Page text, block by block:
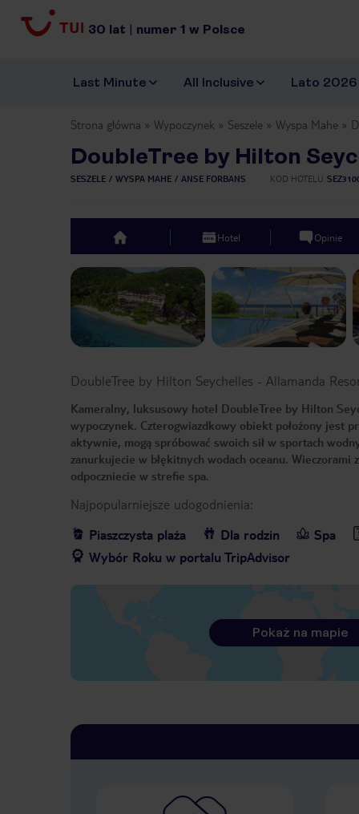
30 lat | numer 1 w Polsce
Last Minute All Inclusive Lato 2026
Strona główna Wypoczynek Seszele Wyspa Mahe
DoubleTree by Hilton
SESZELE WYSPA MAHE ANSE FORBANS KOD HOTELU
top Hotel Opinie
Previous slide
DoubleTree by Hilton Seychelles - Allamanda
Kameralny, luksusowy hotel DoubleTree by Hilton
wypoczynek. Czterogwiazdkowy obiekt położony jest
aktywnie, mogą spróbować swoich sił w sportach
zanurkujecie w błękitnych wodach oceanu.
odpoczniecie w strefie spa.
Najpopularniejsze udogodnienia:
Piaszczysta plaża
Dla rodzin Spa
Wybór Roku w portalu TripAdvisor
Pokaż na mapie